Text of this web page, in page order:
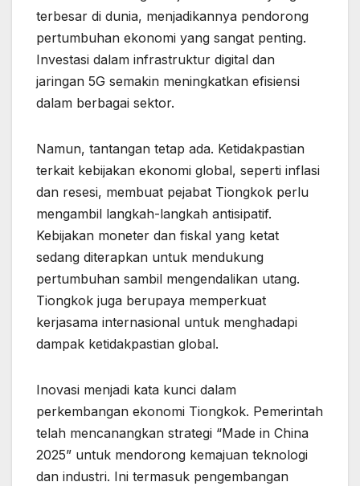
terbesar di dunia, menjadikannya pendorong
pertumbuhan ekonomi yang sangat penting.
Investasi dalam infrastruktur digital dan
jaringan 5G semakin meningkatkan efisiensi
dalam berbagai sektor.
Namun, tantangan tetap ada. Ketidakpastian
terkait kebijakan ekonomi global, seperti inflasi
dan resesi, membuat pejabat Tiongkok perlu
mengambil langkah-langkah antisipatif.
Kebijakan moneter dan fiskal yang ketat
sedang diterapkan untuk mendukung
pertumbuhan sambil mengendalikan utang.
Tiongkok juga berupaya memperkuat
kerjasama internasional untuk menghadapi
dampak ketidakpastian global.
Inovasi menjadi kata kunci dalam
perkembangan ekonomi Tiongkok. Pemerintah
telah mencanangkan strategi “Made in China
2025” untuk mendorong kemajuan teknologi
dan industri. Ini termasuk pengembangan